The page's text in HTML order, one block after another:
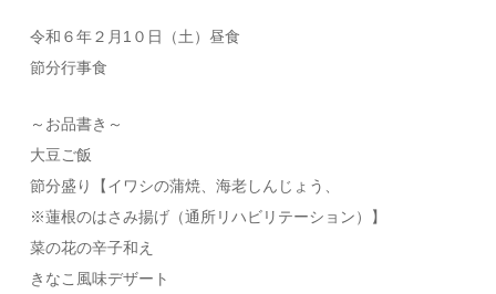
令和６年２月1０日（土）昼食
節分行事食
～お品書き～
大豆ご飯
節分盛り【イワシの蒲焼、海老しんじょう、
※蓮根のはさみ揚げ（通所リハビリテーション）】
菜の花の辛子和え
きなこ風味デザート